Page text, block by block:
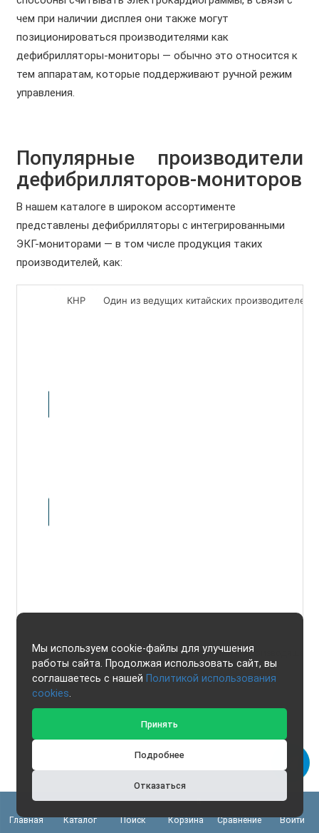
Главная Каталог Поиск Корзина
0
Сравнение
Войти
чем при наличии дисплея они также могут
позиционироваться производителями как
дефибрилляторы-мониторы — обычно это относится к
тем аппаратам, которые поддерживают ручной режим
управления.
Популярные производители
дефибрилляторов-мониторов
В нашем каталоге в широком ассортименте
представлены дефибрилляторы с интегрированными
ЭКГ-мониторами — в том числе продукция таких
производителей, как:
КНР Один из ведущих китайских
КНР Крупная китайская компания,
Мы используем cookie-файлы для улучшения
работы сайта. Продолжая использовать сайт, вы
соглашаетесь с нашей Политикой использования
cookies.
Принять
Подробнее
Отказаться